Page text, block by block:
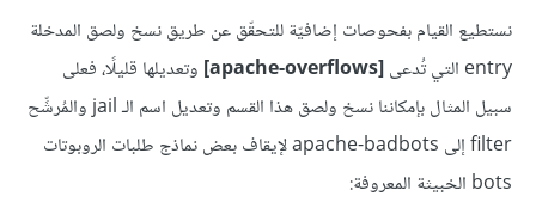
نستطيع القيام بفحوصات إضافيّة للتحقّق عن طريق نسخ ولصق المدخلة
entry التي تُدعى
[apache-overflows]
وتعديلها قليلًا، فعلى
سبيل المثال بإمكاننا نسخ ولصق هذا القسم وتعديل اسم الـ jail والمُرشِّح
filter إلى apache-badbots لإيقاف بعض نماذج طلبات الروبوتات
bots الخبيثة المعروفة: